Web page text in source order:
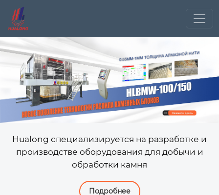
Hualong специализируется на разработке и
производстве оборудования для добычи и
обработки камня
Подробнее